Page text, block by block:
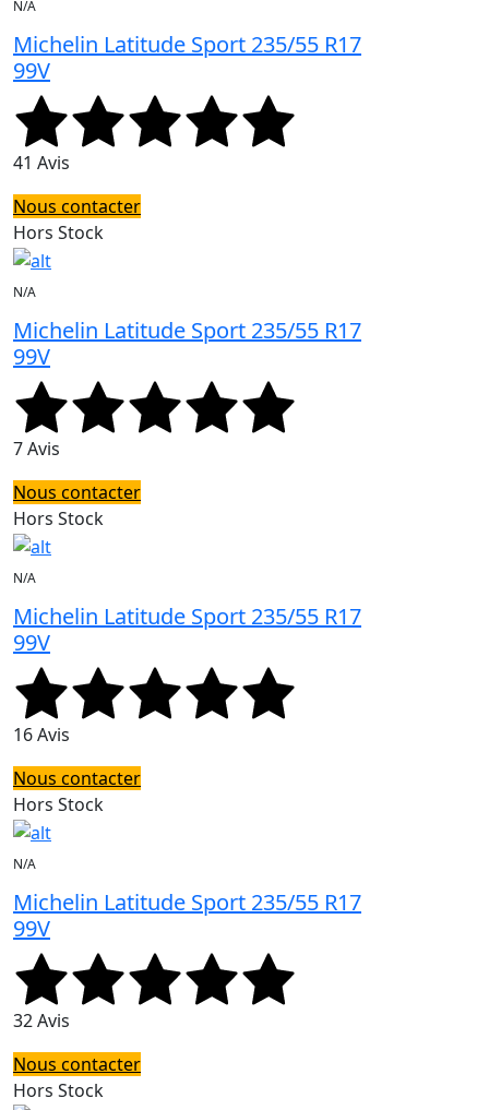
N/A
Michelin Latitude Sport 235/55 R17
99V
41 Avis
Nous contacter
Hors Stock
N/A
Michelin Latitude Sport 235/55 R17
99V
7 Avis
Nous contacter
Hors Stock
N/A
Michelin Latitude Sport 235/55 R17
99V
16 Avis
Nous contacter
Hors Stock
N/A
Michelin Latitude Sport 235/55 R17
99V
32 Avis
Nous contacter
Hors Stock